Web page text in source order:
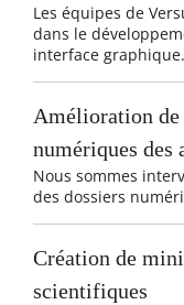
Les équipes de
dans le
interface graphique.
Amélioration de
numériques des
Nous sommes
des dossiers
Création de
scientifiques